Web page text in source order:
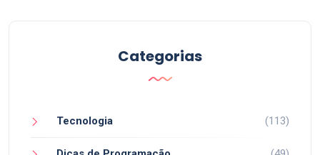
Categorias
Tecnologia (113)